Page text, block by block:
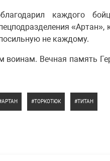
каждого
не каждому.
воинам. Вечная память
АРТАН ТОРКОТЮК ТИТАН